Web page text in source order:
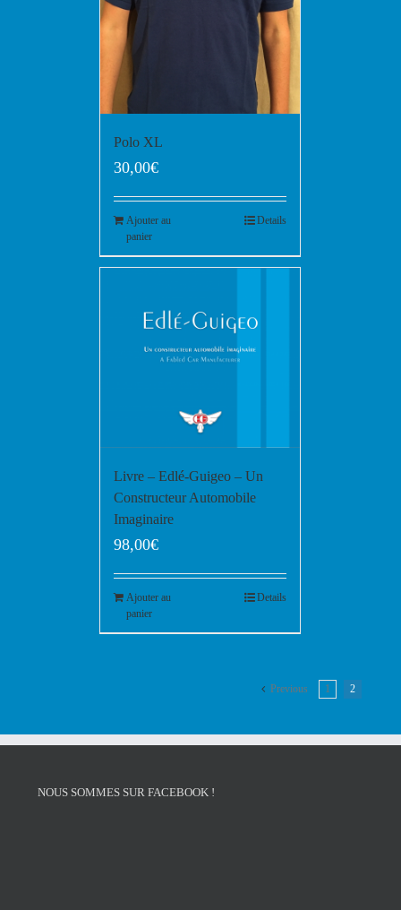
Polo XL
30,00€
Ajouter au
panier
Details
Livre – Edlé-Guigeo – Un
Constructeur Automobile
Imaginaire
98,00€
Ajouter au
panier
Details
Previous 1 2
NOUS SOMMES SUR FACEBOOK !